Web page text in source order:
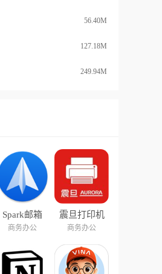
56.40M
127.18M
249.94M
Spark邮箱
商务办公
震旦打印机
商务办公